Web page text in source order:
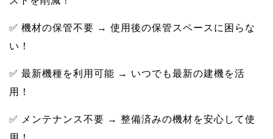
✅ 機材の保管不要 → 使用後の保管スペースに困らな
い！
✅ 最新機種を利用可能 → いつでも最新の建機を活
用！
✅ メンテナンス不要 → 整備済みの機材を安心して使